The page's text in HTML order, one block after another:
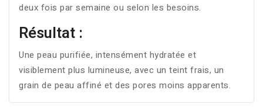
deux fois par semaine ou selon les besoins.
Résultat :
Une peau purifiée, intensément hydratée et
visiblement plus lumineuse, avec un teint frais, un
grain de peau affiné et des pores moins apparents.